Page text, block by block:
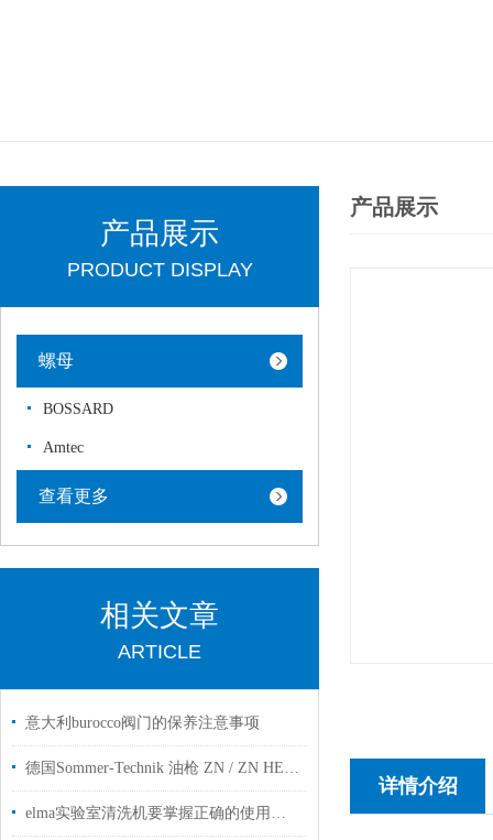
产品展示
PRODUCT DISPLAY
螺母
BOSSARD
Amtec
查看更多
相关文章
ARTICLE
意大利burocco阀门的保养注意事项
德国Sommer-Technik 油枪 ZN / ZN HEAD工厂现货用于工业自动化
elma实验室清洗机要掌握正确的使用方法
产品展示
详情介绍